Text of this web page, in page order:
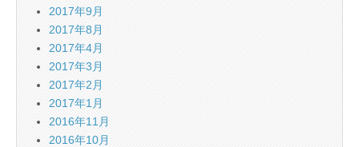
2017年9月
2017年8月
2017年4月
2017年3月
2017年2月
2017年1月
2016年11月
2016年10月